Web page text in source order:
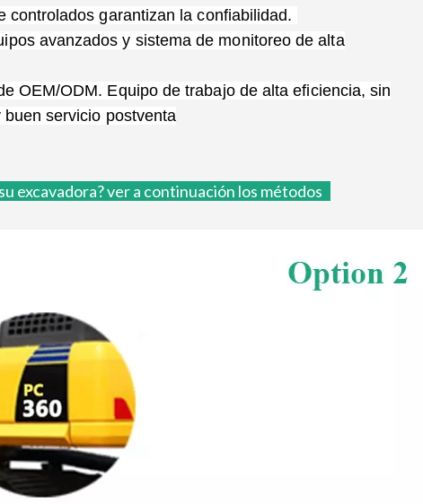
controlados garantizan la confiabilidad.
avanzados y sistema de monitoreo de alta
OEM/ODM. Equipo de trabajo de alta eficiencia, sin
servicio postventa
excavadora?ver a continuación los métodos